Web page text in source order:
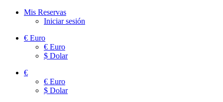
Mis Reservas
Iniciar sesión
€ Euro
€ Euro
$ Dolar
€
€ Euro
$ Dolar